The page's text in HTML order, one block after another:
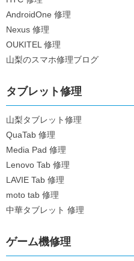
AndroidOne 修理
Nexus 修理
OUKITEL 修理
山梨のスマホ修理ブログ
タブレット修理
山梨タブレット修理
QuaTab 修理
Media Pad 修理
Lenovo Tab 修理
LAVIE Tab 修理
moto tab 修理
中華タブレット 修理
ゲーム機修理